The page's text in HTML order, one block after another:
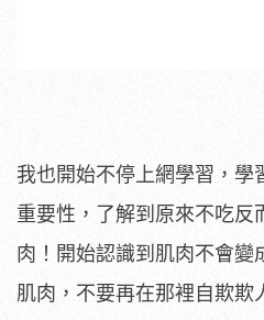
我也開始不停上網學習，學
重要性，了解到原來不吃反
肉！開始認識到肌肉不會變
肌肉，不要再在那裡自欺欺